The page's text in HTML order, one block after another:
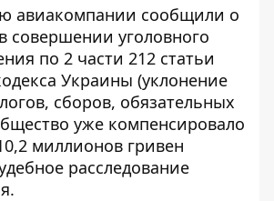
авиакомпании сообщили о
совершении уголовного
по 2 части 212 статьи
Украины (уклонение
сборов, обязательных
уже компенсировало
миллионов гривен
расследование